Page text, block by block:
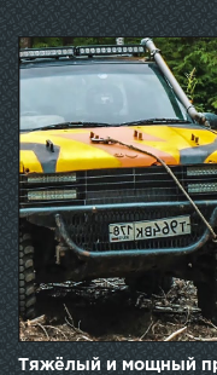
Тяжёлый и мощный